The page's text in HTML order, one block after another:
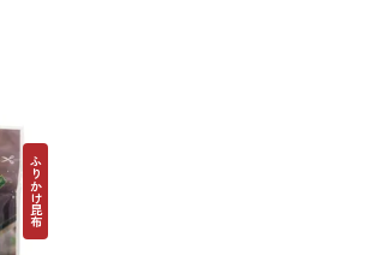
ふりかけ昆布